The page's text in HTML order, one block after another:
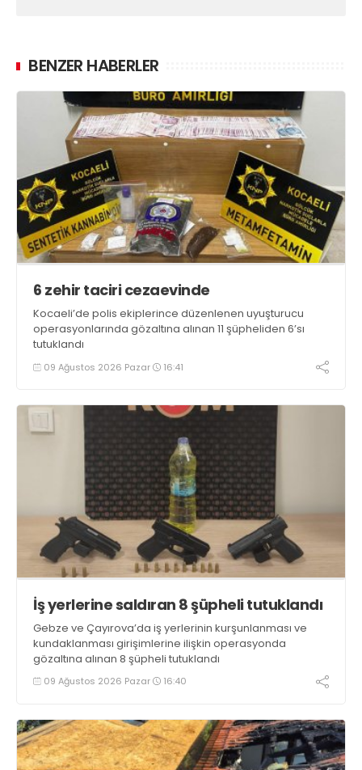
BENZER HABERLER
6 zehir taciri cezaevinde
Kocaeli’de polis ekiplerince düzenlenen uyuşturucu
operasyonlarında gözaltına alınan 11 şüpheliden 6’sı
tutuklandı
09 Ağustos 2026 Pazar 16:41
İş yerlerine saldıran 8 şüpheli tutuklandı
Gebze ve Çayırova’da iş yerlerinin kurşunlanması ve
kundaklanması girişimlerine ilişkin operasyonda
gözaltına alınan 8 şüpheli tutuklandı
09 Ağustos 2026 Pazar 16:40